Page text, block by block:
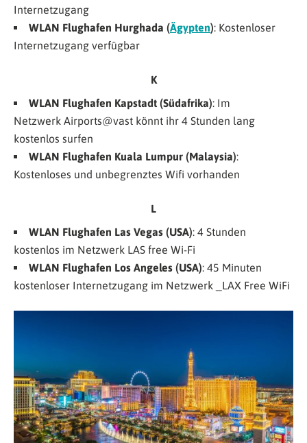
Internetzugang
WLAN Flughafen Hurghada (Ägypten): Kostenloser
Internetzugang verfügbar
K
WLAN Flughafen Kapstadt (Südafrika): Im
Netzwerk Airports@vast könnt ihr 4 Stunden lang
kostenlos surfen
WLAN Flughafen Kuala Lumpur (Malaysia):
Kostenloses und unbegrenztes Wifi vorhanden
L
WLAN Flughafen Las Vegas (USA): 4 Stunden
kostenlos im Netzwerk LAS free Wi-Fi
WLAN Flughafen Los Angeles (USA): 45 Minuten
kostenloser Internetzugang im Netzwerk _LAX Free WiFi